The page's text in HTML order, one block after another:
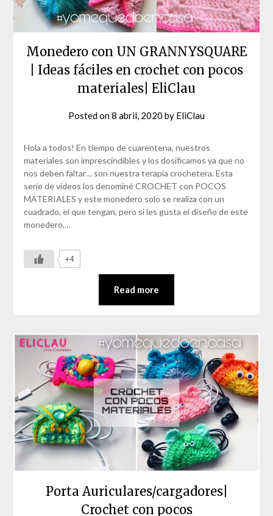
Monedero con UN GRANNYSQUARE
| Ideas fáciles en crochet con pocos
materiales| EliClau
Posted on8 abril, 2020 by EliClau
Hola a todos! En tiempo de cuarentena, nuestros
materiales son imprescindibles y los dosificamos ya que no
nos deben faltar… son nuestra terapia crochetera. Esta
serie de videos los denominé CROCHET con POCOS
MATERIALES y este monedero solo se realiza con un
cuadrado, el que tengan, pero si les gusta el diseño de este
monedero,…
+4
Read more
Porta Auriculares/cargadores|
Crochet con pocos